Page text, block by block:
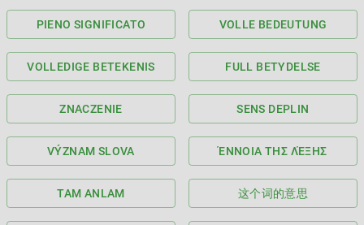
PIENO SIGNIFICATO VOLLE BEDEUTUNG
VOLLEDIGE BETEKENIS FULL BETYDELSE
ZNACZENIE SENS DEPLIN
VÝZNAM SLOVA ΈΝΝΟΙΑ ΤΗΣ ΛΈΞΗΣ
TAM ANLAM 这个词的意思